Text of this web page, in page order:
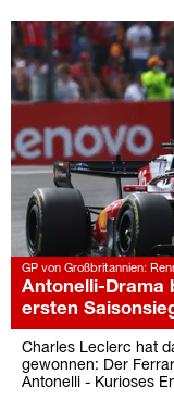
GP von Großbritannien:
Antonelli-Drama
ersten
Charles Leclerc hat
gewonnen: Der
Antonelli - Kurioses